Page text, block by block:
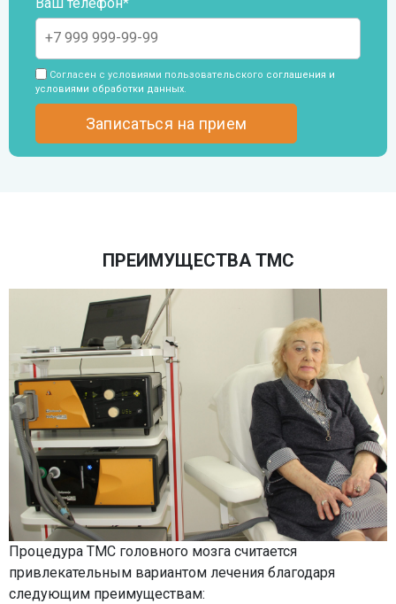
Согласен с условиями пользовательского соглашения и
условиями обработки данных.
ПРЕИМУЩЕСТВА ТМС
Процедура ТМС головного мозга считается
привлекательным вариантом лечения благодаря
следующим преимуществам: